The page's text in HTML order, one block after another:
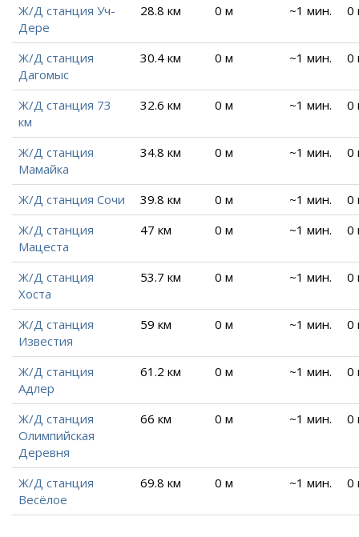
Ж/Д станция Уч-
Дере
28.8 км 0 м ~1 мин. 0
Ж/Д станция
Дагомыс
30.4 км 0 м ~1 мин. 0
Ж/Д станция 73
км
32.6 км 0 м ~1 мин. 0
Ж/Д станция
Мамайка
34.8 км 0 м ~1 мин. 0
Ж/Д станция Сочи 39.8 км 0 м ~1 мин.
0
Ж/Д станция
Мацеста
47 км 0 м ~1 мин. 0
Ж/Д станция
Хоста
53.7 км 0 м ~1 мин. 0
Ж/Д станция
Известия
59 км 0 м ~1 мин. 0
Ж/Д станция
Адлер
61.2 км 0 м ~1 мин. 0
Ж/Д станция
Олимпийская
Деревня
66 км 0 м ~1 мин. 0
Ж/Д станция
Весёлое
69.8 км 0 м ~1 мин. 0